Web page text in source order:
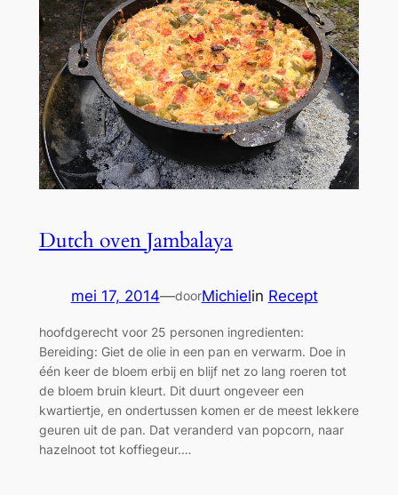
Dutch oven Jambalaya
mei 17, 2014—doorMichielin Recept
hoofdgerecht voor 25 personen ingredienten:
Bereiding: Giet de olie in een pan en verwarm. Doe in
één keer de bloem erbij en blijf net zo lang roeren tot
de bloem bruin kleurt. Dit duurt ongeveer een
kwartiertje, en ondertussen komen er de meest lekkere
geuren uit de pan. Dat veranderd van popcorn, naar
hazelnoot tot koffiegeur.…